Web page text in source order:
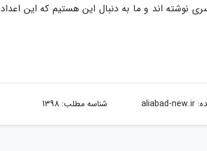
نوشته اند و ما به دنبال این هستیم که این اعداد
aliabad-new.ir شناسه مطلب: 1398